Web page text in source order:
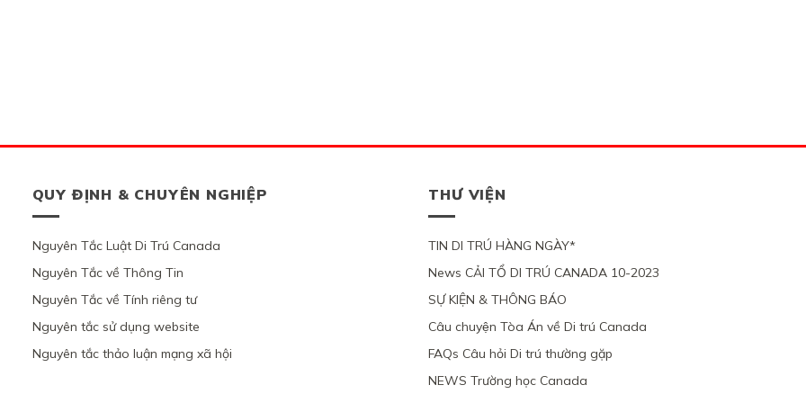
QUY ĐỊNH & CHUYÊN NGHIỆP
Nguyên Tắc Luật Di Trú Canada
Nguyên Tắc về Thông Tin
Nguyên Tắc về Tính riêng tư
Nguyên tắc sử dụng website
Nguyên tắc thảo luận mạng xã hội
THƯ VIỆN
TIN DI TRÚ HÀNG NGÀY*
News CẢI TỔ DI TRÚ CANADA 10-2023
SỰ KIỆN & THÔNG BÁO
Câu chuyện Tòa Án về Di trú Canada
FAQs Câu hỏi Di trú thường gặp
NEWS Trường học Canada